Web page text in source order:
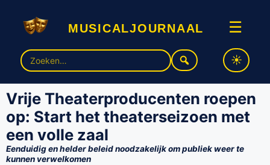
musicaljournaal ☰
Zoek
naar:
Vrije Theaterproducenten roepen
op: Start het theaterseizoen met
een volle zaal
Eenduidig en helder beleid noodzakelijk om publiek weer te
kunnen verwelkomen